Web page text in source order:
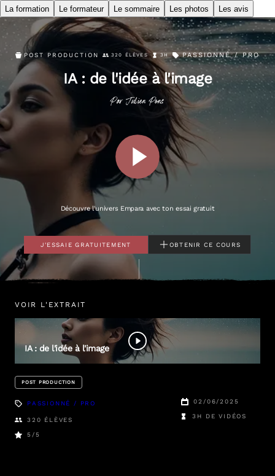
La formation Le formateur Le sommaire Les photos Les avis
POST PRODUCTION 320 ÉLÈVES 3H PASSIONNÉ / PRO
IA : de l'idée à l'image
Par Julien Pons
Découvre l'univers Empara avec ton essai gratuit
J'ESSAIE GRATUITEMENT OBTENIR CE COURS
VOIR L'EXTRAIT
Julien
IA : de l'idée à l'image
POST PRODUCTION
PASSIONNÉ / PRO
320 ÉLÈVES
5 /5
02/06/2025
3H DE VIDÉOS